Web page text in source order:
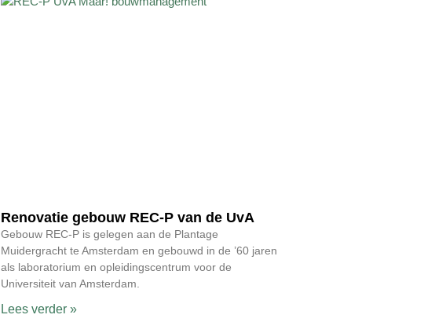
Renovatie gebouw REC-P van de UvA
Gebouw REC-P is gelegen aan de Plantage
Muidergracht te Amsterdam en gebouwd in de ’60 jaren
als laboratorium en opleidingscentrum voor de
Universiteit van Amsterdam.
Lees verder »